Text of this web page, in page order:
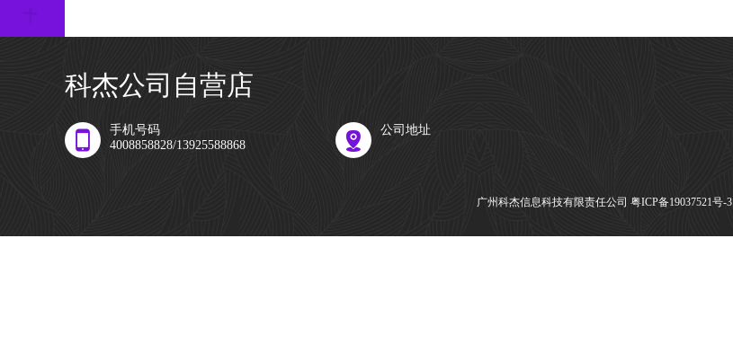
科杰公司自营店
手机号码
4008858828/13925588868
公司地址
广州科杰信息科技有限责任公司 粤ICP备19037521号-3